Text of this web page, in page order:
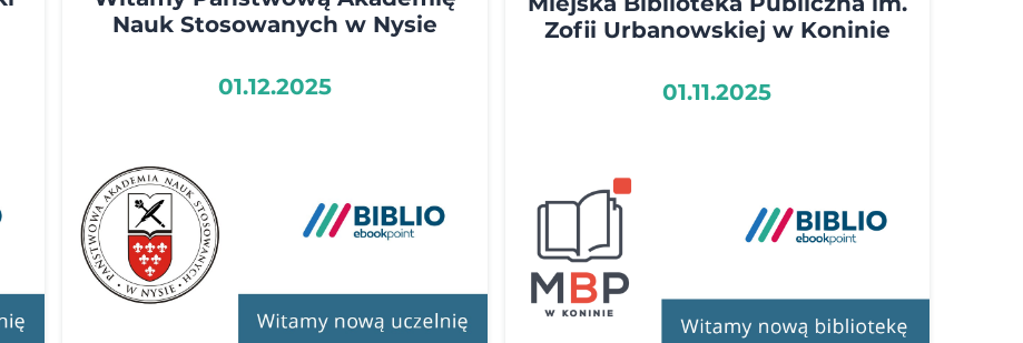
Nauk Stosowanych w Nysie
01.12.2025
Zofii Urbanowskiej w Koninie
01.11.2025